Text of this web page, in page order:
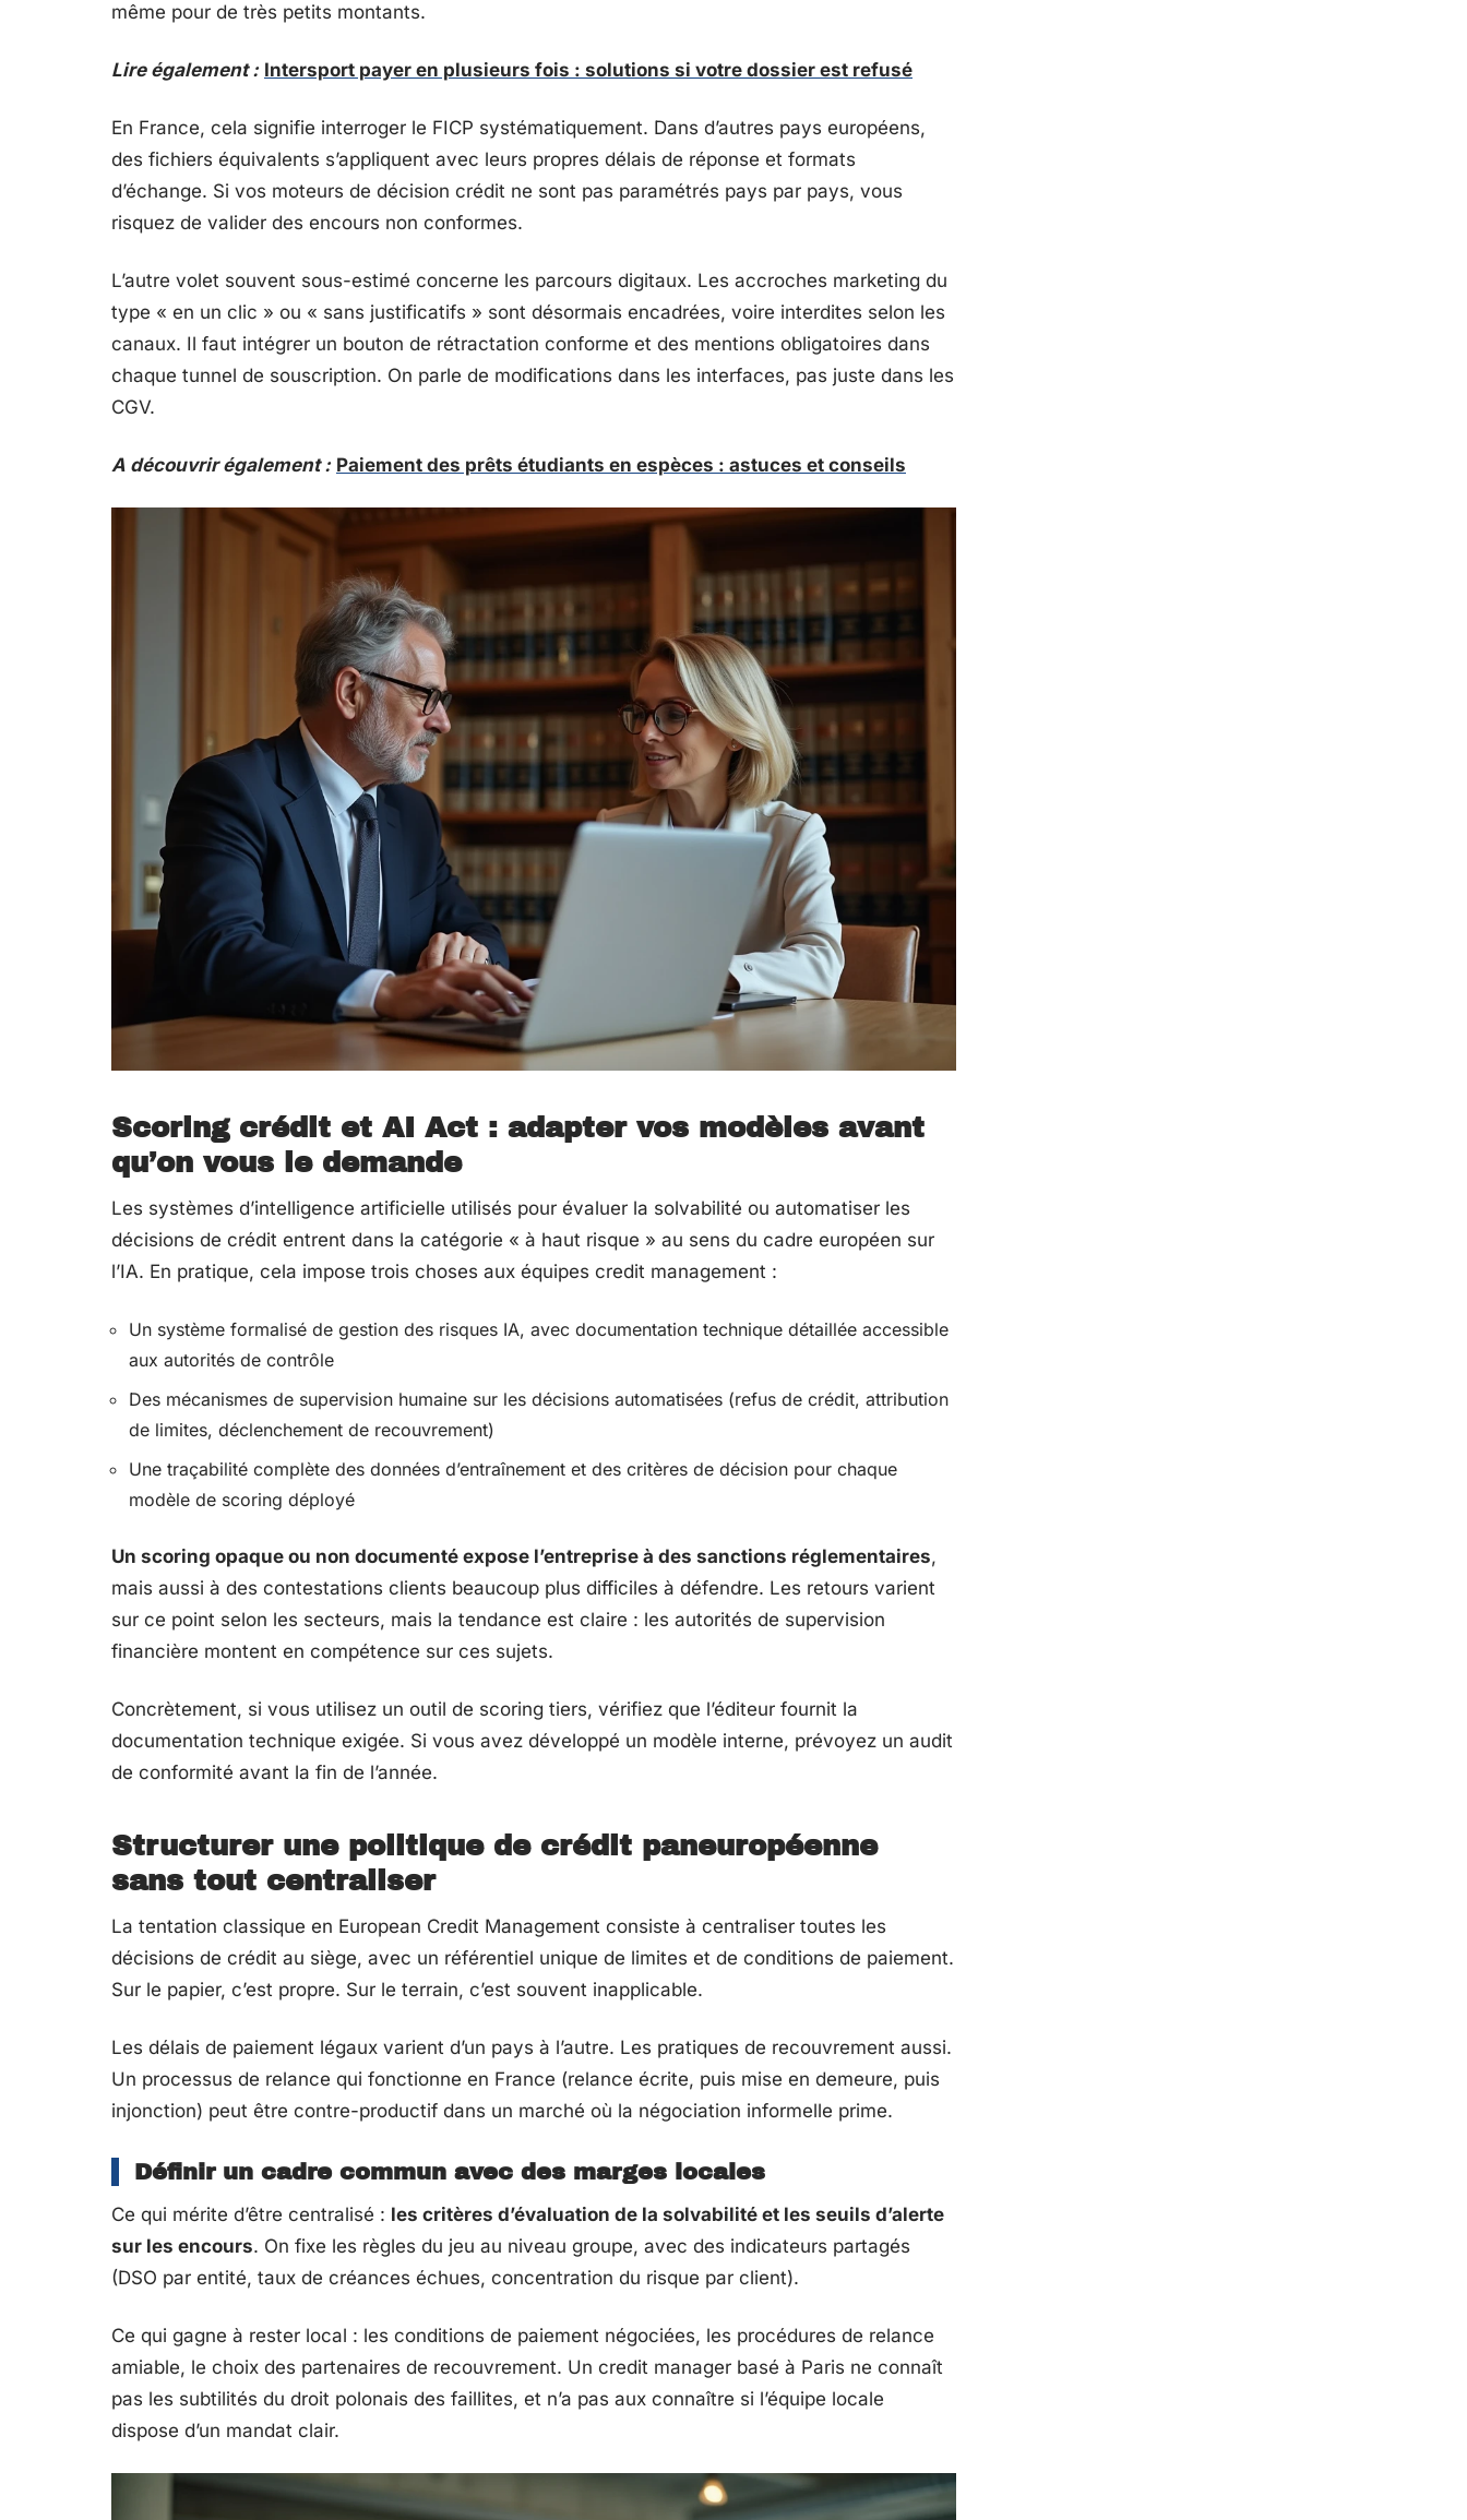
même pour de très petits montants.
Lire également : Intersport payer en plusieurs fois : solutions si votre dossier est refusé
En France, cela signifie interroger le FICP systématiquement. Dans d’autres pays européens,
des fichiers équivalents s’appliquent avec leurs propres délais de réponse et formats
d’échange. Si vos moteurs de décision crédit ne sont pas paramétrés pays par pays, vous
risquez de valider des encours non conformes.
L’autre volet souvent sous-estimé concerne les parcours digitaux. Les accroches marketing du
type « en un clic » ou « sans justificatifs » sont désormais encadrées, voire interdites selon les
canaux. Il faut intégrer un bouton de rétractation conforme et des mentions obligatoires dans
chaque tunnel de souscription. On parle de modifications dans les interfaces, pas juste dans les
CGV.
A découvrir également : Paiement des prêts étudiants en espèces : astuces et conseils
Scoring crédit et AI Act : adapter vos modèles avant
qu’on vous le demande
Les systèmes d’intelligence artificielle utilisés pour évaluer la solvabilité ou automatiser les
décisions de crédit entrent dans la catégorie « à haut risque » au sens du cadre européen sur
l’IA. En pratique, cela impose trois choses aux équipes credit management :
Un système formalisé de gestion des risques IA, avec documentation technique détaillée accessible
aux autorités de contrôle
Des mécanismes de supervision humaine sur les décisions automatisées (refus de crédit, attribution
de limites, déclenchement de recouvrement)
Une traçabilité complète des données d’entraînement et des critères de décision pour chaque
modèle de scoring déployé
Un scoring opaque ou non documenté expose l’entreprise à des sanctions réglementaires,
mais aussi à des contestations clients beaucoup plus difficiles à défendre. Les retours varient
sur ce point selon les secteurs, mais la tendance est claire : les autorités de supervision
financière montent en compétence sur ces sujets.
Concrètement, si vous utilisez un outil de scoring tiers, vérifiez que l’éditeur fournit la
documentation technique exigée. Si vous avez développé un modèle interne, prévoyez un audit
de conformité avant la fin de l’année.
Structurer une politique de crédit paneuropéenne
sans tout centraliser
La tentation classique en European Credit Management consiste à centraliser toutes les
décisions de crédit au siège, avec un référentiel unique de limites et de conditions de paiement.
Sur le papier, c’est propre. Sur le terrain, c’est souvent inapplicable.
Les délais de paiement légaux varient d’un pays à l’autre. Les pratiques de recouvrement aussi.
Un processus de relance qui fonctionne en France (relance écrite, puis mise en demeure, puis
injonction) peut être contre-productif dans un marché où la négociation informelle prime.
Définir un cadre commun avec des marges locales
Ce qui mérite d’être centralisé : les critères d’évaluation de la solvabilité et les seuils d’alerte
sur les encours. On fixe les règles du jeu au niveau groupe, avec des indicateurs partagés
(DSO par entité, taux de créances échues, concentration du risque par client).
Ce qui gagne à rester local : les conditions de paiement négociées, les procédures de relance
amiable, le choix des partenaires de recouvrement. Un credit manager basé à Paris ne connaît
pas les subtilités du droit polonais des faillites, et n’a pas aux connaître si l’équipe locale
dispose d’un mandat clair.